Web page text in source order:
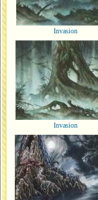
Invasion
Invasion